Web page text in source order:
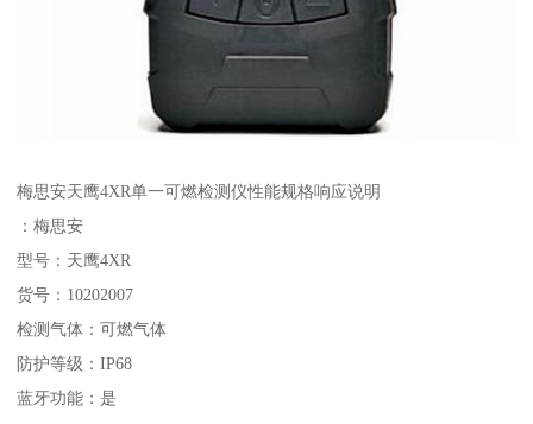
梅思安天鹰4XR单一可燃检测仪性能规格响应说明
：梅思安
型号：天鹰4XR
货号：10202007
检测气体：可燃气体
防护等级：IP68
蓝牙功能：是